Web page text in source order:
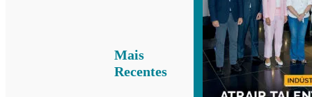
Mais
Recentes